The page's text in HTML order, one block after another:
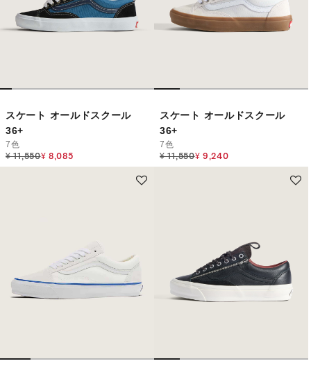
スケート オールドスクール
36+
7色
Price reduced from
¥ 11,550to
¥ 8,085
スケート オールドスクール
36+
7色
Price reduced from
¥ 11,550to
¥ 9,240